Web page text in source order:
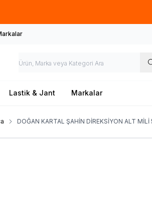
Lastik & Jant Markalar
DOĞAN KARTAL ŞAHİN DİREKSİYON ALT